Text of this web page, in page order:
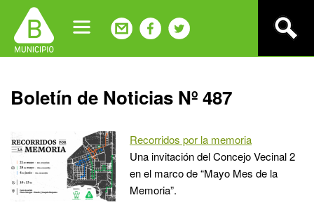
navigation
Back
to
Boletín de Noticias Nº 487
Recorridos por la memoria
Una invitación del Concejo Vecinal 2
en el marco de “Mayo Mes de la
Memoria”.